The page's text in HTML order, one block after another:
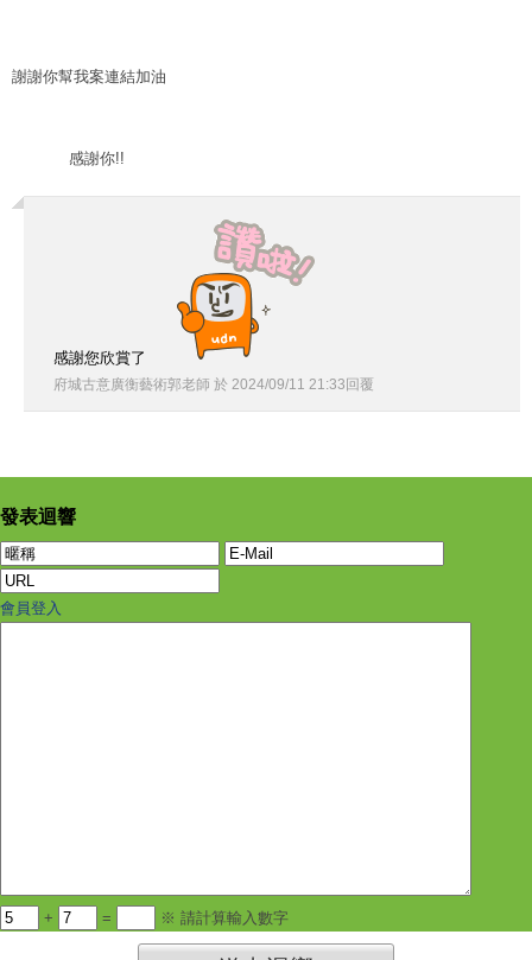
謝謝你幫我案連結加油
感謝你!!
感謝您欣賞了
府城古意廣衡藝術郭老師 於 2024/09/11 21:33 回覆
發表迴響
會員登入
+ = ※ 請計算輸入數字